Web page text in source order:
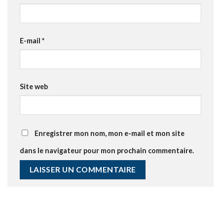
E-mail *
Site web
Enregistrer mon nom, mon e-mail et mon site
dans le navigateur pour mon prochain commentaire.